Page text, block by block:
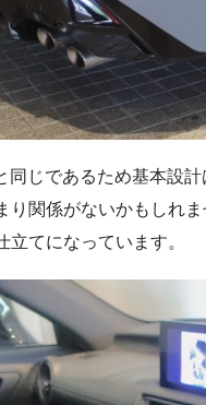
同じであるため基本設
り関係がないかもしれ
てになっています。